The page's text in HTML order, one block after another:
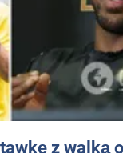
z walką